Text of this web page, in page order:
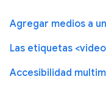
Agregar medios a
Las etiquetas
Accesibilidad